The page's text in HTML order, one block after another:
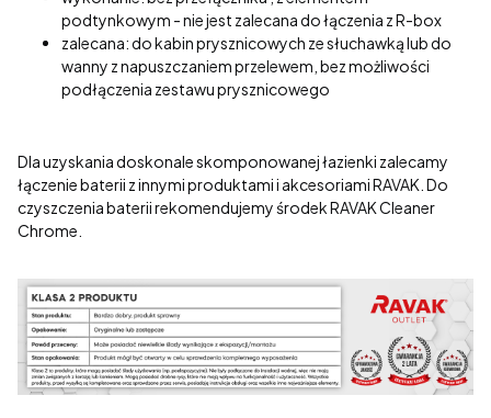
podtynkowym - nie jest zalecana do łączenia z R-box
zalecana: do kabin prysznicowych ze słuchawką lub do
wanny z napuszczaniem przelewem, bez możliwości
podłączenia zestawu prysznicowego
Dla uzyskania doskonale skomponowanej łazienki zalecamy
łączenie baterii z innymi produktami i akcesoriami RAVAK. Do
czyszczenia baterii rekomendujemy środek RAVAK Cleaner
Chrome.